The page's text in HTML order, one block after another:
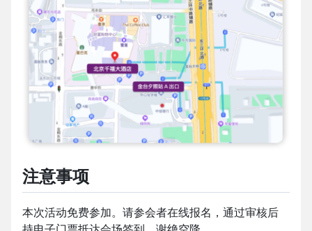
注意事项
本次活动免费参加。请参会者在线报名，通过审核后